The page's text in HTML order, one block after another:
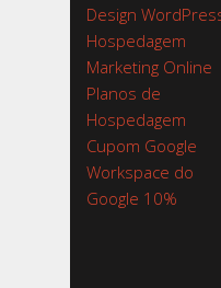
Design
Hospedagem
Marketing Online
Planos de
Hospedagem
Cupom Google
Workspace do
Google 10%